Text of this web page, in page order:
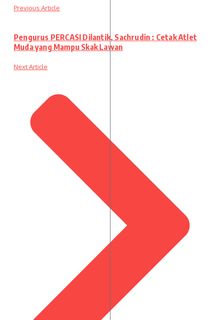
Previous Article
Pengurus PERCASI Dilantik, Sachrudin : Cetak Atlet
Muda yang Mampu Skak Lawan
Next Article